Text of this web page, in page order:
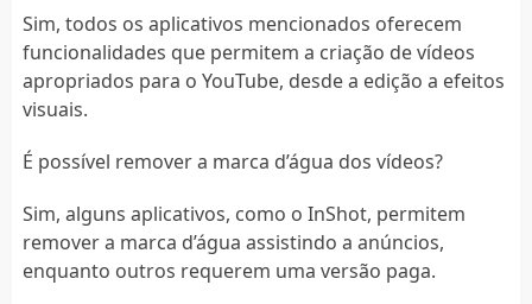
Sim, todos os aplicativos mencionados oferecem
funcionalidades que permitem a criação de vídeos
apropriados para o YouTube, desde a edição a efeitos
visuais.
É possível remover a marca d’água dos vídeos?
Sim, alguns aplicativos, como o InShot, permitem
remover a marca d’água assistindo a anúncios,
enquanto outros requerem uma versão paga.